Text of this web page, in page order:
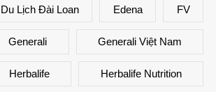
Du Lịch Đài Loan Edena FV
Generali Generali Việt Nam
Herbalife Herbalife Nutrition